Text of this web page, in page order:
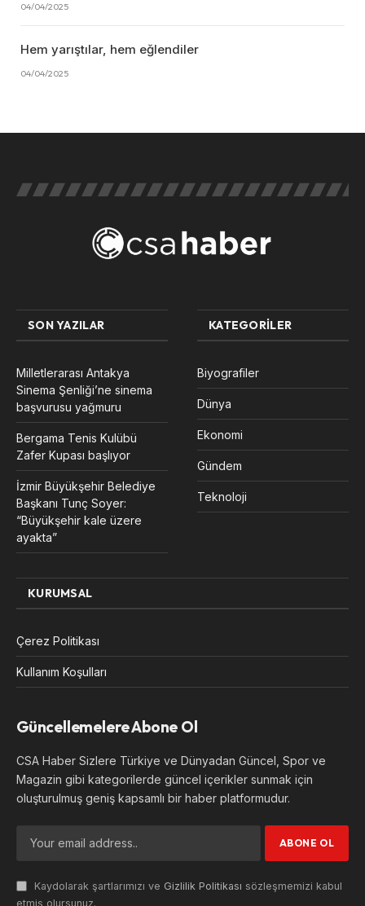
04/04/2025
Hem yarıştılar, hem eğlendiler
04/04/2025
SON YAZILAR
Milletlerarası Antakya
Sinema Şenliği’ne sinema
başvurusu yağmuru
Bergama Tenis Kulübü
Zafer Kupası başlıyor
İzmir Büyükşehir Belediye
Başkanı Tunç Soyer:
“Büyükşehir kale üzere
ayakta”
KATEGORILER
Biyografiler
Dünya
Ekonomi
Gündem
Teknoloji
KURUMSAL
Çerez Politikası
Kullanım Koşulları
Güncellemelere Abone Ol
CSA Haber Sizlere Türkiye ve Dünyadan Güncel, Spor ve
Magazin gibi kategorilerde güncel içerikler sunmak için
oluşturulmuş geniş kapsamlı bir haber platformudur.
Kaydolarak şartlarımızı ve Gizlilik Politikası sözleşmemizi kabul
etmiş olursunuz.